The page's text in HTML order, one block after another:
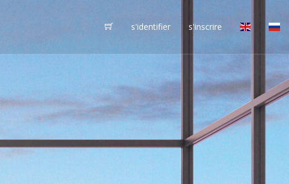
s'identifier s'inscrire